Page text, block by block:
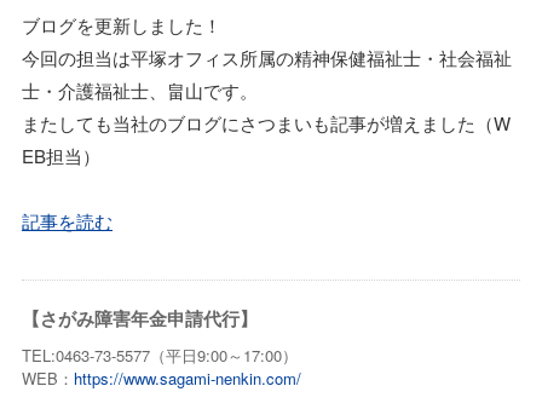
ブログを更新しました！
今回の担当は平塚オフィス所属の精神保健福祉士・社会福祉
士・介護福祉士、畠山です。
またしても当社のブログにさつまいも記事が増えました（W
EB担当）
記事を読む
【さがみ障害年金申請代行】
TEL:0463-73-5577（平日9:00～17:00）
WEB： https://www.sagami-nenkin.com/